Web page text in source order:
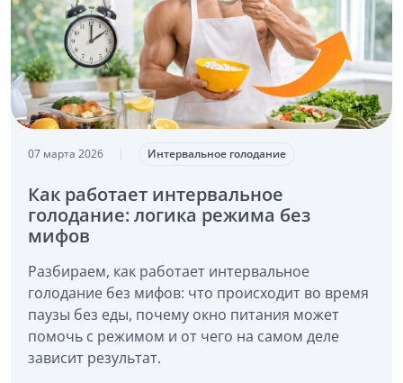
07 марта 2026 | Интервальное голодание
Как работает интервальное
голодание: логика режима без
мифов
Разбираем, как работает интервальное
голодание без мифов: что происходит во время
паузы без еды, почему окно питания может
помочь с режимом и от чего на самом деле
зависит результат.